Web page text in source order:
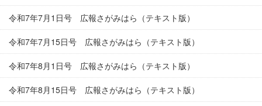
令和7年7月1日号 広報さがみはら（テキスト版）
令和7年7月15日号 広報さがみはら（テキスト版）
令和7年8月1日号 広報さがみはら（テキスト版）
令和7年8月15日号 広報さがみはら（テキスト版）